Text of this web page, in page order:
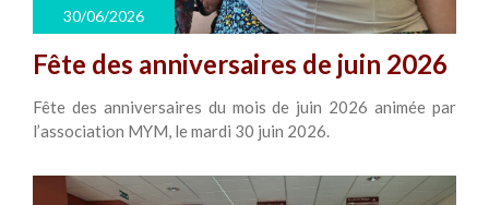
30/06/2026
Fête des anniversaires de juin 2026
Fête des anniversaires du mois de juin 2026 animée par
l’association MYM, le mardi 30 juin 2026.